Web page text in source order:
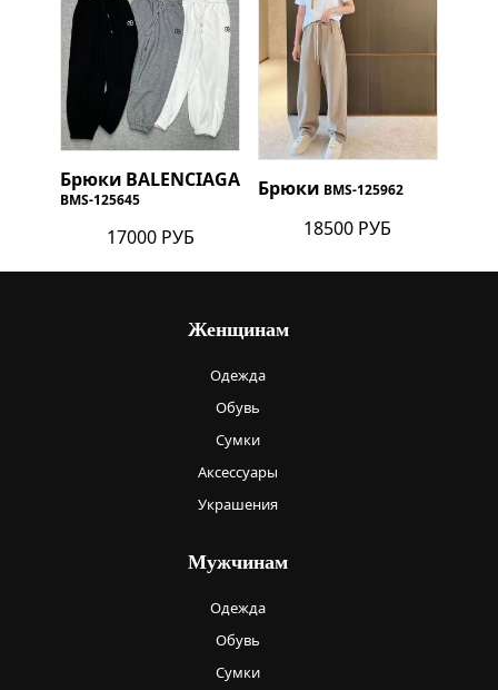
Брюки BALENCIAGA
BMS-125645
17000 РУБ
Брюки BMS-125962
18500 РУБ
Женщинам
Одежда
Обувь
Сумки
Аксессуары
Украшения
Мужчинам
Одежда
Обувь
Сумки